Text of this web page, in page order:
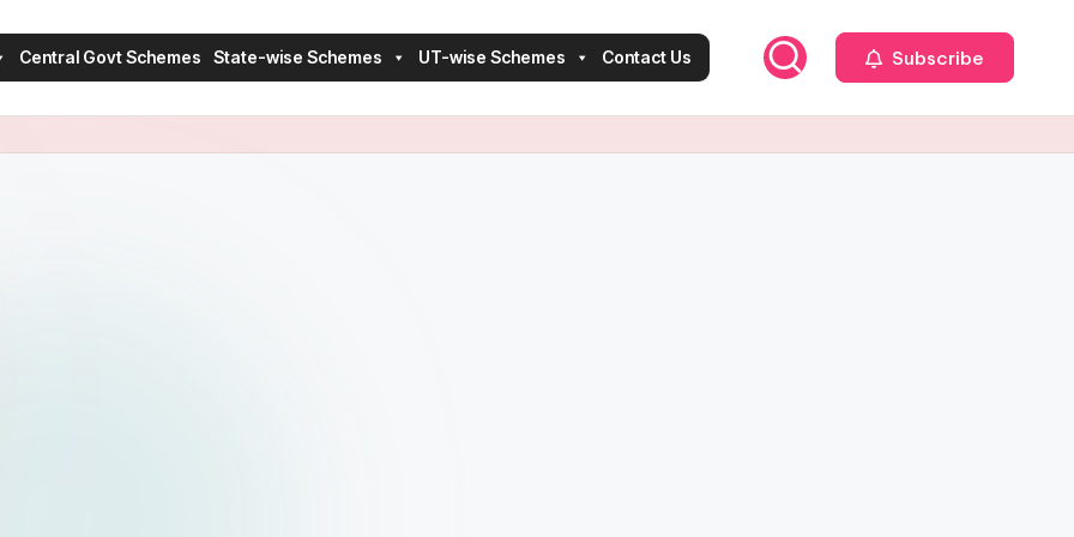
Central Govt Schemes State-wise Schemes UT-wise Schemes Contact Us Subscribe